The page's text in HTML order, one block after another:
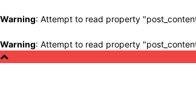
Warning: Attempt to read property
Warning: Attempt to read property